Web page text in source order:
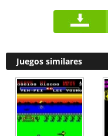
Juegos similares